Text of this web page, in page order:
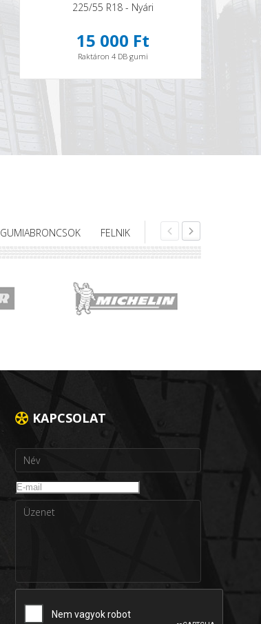
225/55 R18 - Nyári
15 000 Ft
Raktáron 4 DB gumi
GUMIABRONCSOK FELNIK
KAPCSOLAT